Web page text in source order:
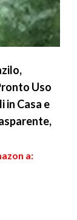
Uso
in Casa e
a: